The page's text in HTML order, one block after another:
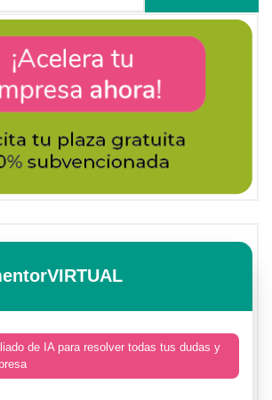
de IA para resolver todas tus dudas y